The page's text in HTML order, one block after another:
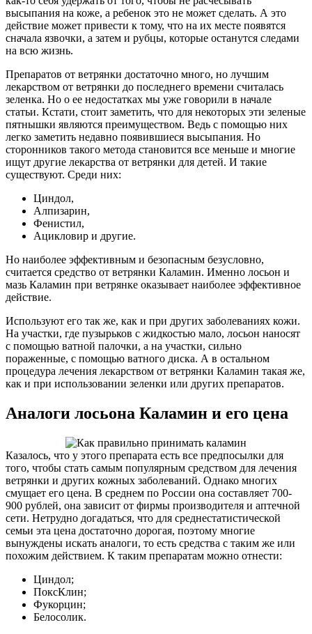
высыпания на коже, а ребенок это не может сделать. А это
действие может привести к тому, что на их месте появятся
сначала язвочки, а затем и рубцы, которые останутся следами
на всю жизнь.
Препаратов от ветрянки достаточно много, но лучшим
лекарством от ветрянки до последнего времени считалась
зеленка. Но о ее недостатках мы уже говорили в начале
статьи. Кстати, стоит заметить, что для некоторых эти зеленые
пятнышки являются преимуществом. Ведь с помощью них
легко заметить недавно появившиеся высыпания. Но
сторонников такого метода становится все меньше и многие
ищут другие лекарства от ветрянки для детей. И такие
существуют. Среди них:
Циндол,
Алпизарин,
Фенистил,
Ацикловир и другие.
Но наиболее эффективным и безопасным безусловно,
считается средство от ветрянки Каламин. Именно лосьон и
мазь Каламин при ветрянке оказывает наиболее эффективное
действие.
Используют его так же, как и при других заболеваниях кожи.
На участки, где пузырьков с жидкостью мало, лосьон наносят
с помощью ватной палочки, а на участки, сильно
пораженные, с помощью ватного диска. А в остальном
процедура лечения лекарством от ветрянки Каламин такая же,
как и при использовании зеленки или других препаратов.
Аналоги лосьона Каламин и его цена
Казалось, что у этого препарата есть все предпосылки для
того, чтобы стать самым популярным средством для лечения
ветрянки и других кожных заболеваний. Однако многих
смущает его цена. В среднем по России она составляет 700-
900 рублей, она зависит от фирмы производителя и аптечной
сети. Нетрудно догадаться, что для среднестатистической
семьи эта цена достаточно дорогая, поэтому многие
вынуждены искать аналоги, то есть средства с таким же или
похожим действием. К таким препаратам можно отнести:
Циндол;
ПоксКлин;
Фукорцин;
Белосолик.